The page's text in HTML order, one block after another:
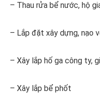
– Thau rửa bể nước, hộ
– Lắp đặt xây dựng, nạo
– Xây lắp hố ga công ty,
– Xây lắp bể phốt